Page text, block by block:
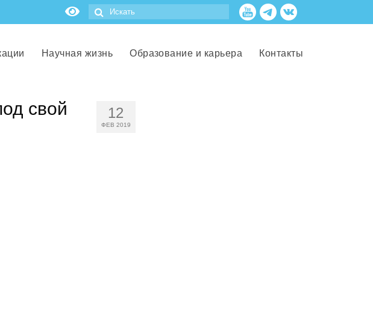
Научная жизнь Образование и карьера Контакты
12
ФЕВ 2019
свой